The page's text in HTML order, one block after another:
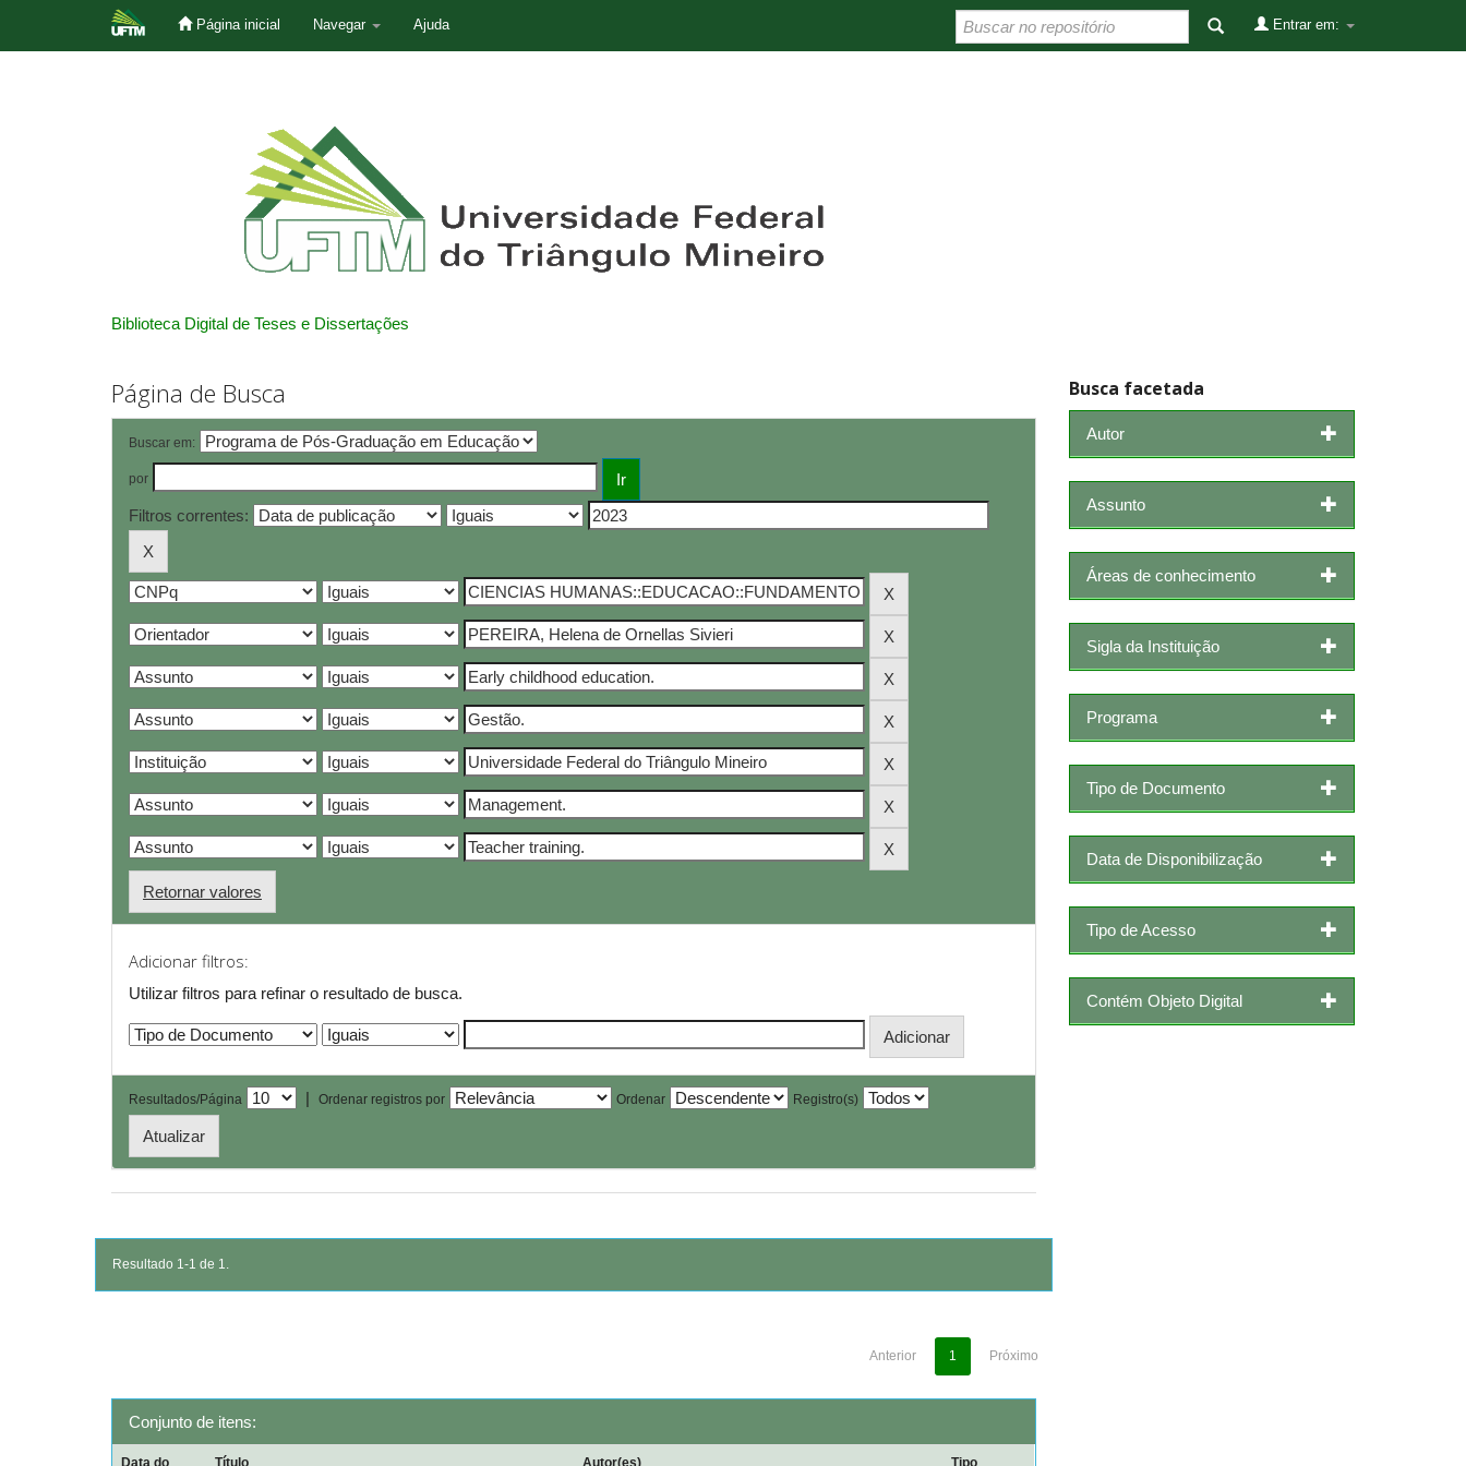
Página inicial Navegar Ajuda Entrar em:
Biblioteca Digital de Teses e Dissertações
Página de Busca
Buscar em:
por
Filtros correntes:
Retornar valores
Adicionar filtros:
Utilizar filtros para refinar o resultado de busca.
Resultados/Página | Ordenar registros por Ordenar Registro(s)
Resultado 1-1 de 1.
Anterior 1 Próximo
Conjunto de itens:
Data do Título Autor(es) Tipo
Busca facetada
Autor
Assunto
Áreas de conhecimento
Sigla da Instituição
Programa
Tipo de Documento
Data de Disponibilização
Tipo de Acesso
Contém Objeto Digital